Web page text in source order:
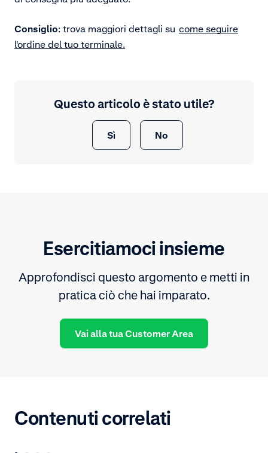
Consiglio: trova maggiori dettagli su come seguire
l'ordine del tuo terminale.
Questo articolo è stato utile?
Sì No
Esercitiamoci insieme
Approfondisci questo argomento e metti in
pratica ciò che hai imparato.
Vai alla tua Customer Area
Contenuti correlati